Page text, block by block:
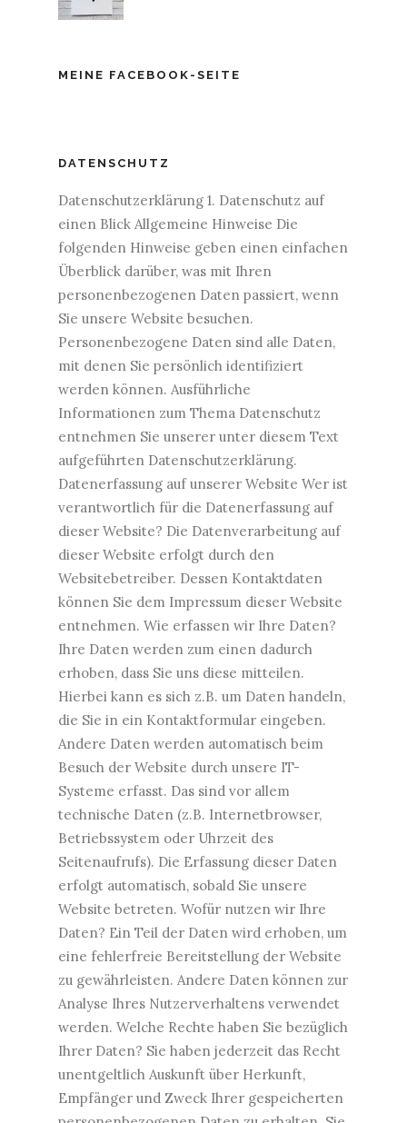
MEINE FACEBOOK-SEITE
DATENSCHUTZ
Datenschutzerklärung 1. Datenschutz auf
einen Blick Allgemeine Hinweise Die
folgenden Hinweise geben einen einfachen
Überblick darüber, was mit Ihren
personenbezogenen Daten passiert, wenn
Sie unsere Website besuchen.
Personenbezogene Daten sind alle Daten,
mit denen Sie persönlich identifiziert
werden können. Ausführliche
Informationen zum Thema Datenschutz
entnehmen Sie unserer unter diesem Text
aufgeführten Datenschutzerklärung.
Datenerfassung auf unserer Website Wer ist
verantwortlich für die Datenerfassung auf
dieser Website? Die Datenverarbeitung auf
dieser Website erfolgt durch den
Websitebetreiber. Dessen Kontaktdaten
können Sie dem Impressum dieser Website
entnehmen. Wie erfassen wir Ihre Daten?
Ihre Daten werden zum einen dadurch
erhoben, dass Sie uns diese mitteilen.
Hierbei kann es sich z.B. um Daten handeln,
die Sie in ein Kontaktformular eingeben.
Andere Daten werden automatisch beim
Besuch der Website durch unsere IT-
Systeme erfasst. Das sind vor allem
technische Daten (z.B. Internetbrowser,
Betriebssystem oder Uhrzeit des
Seitenaufrufs). Die Erfassung dieser Daten
erfolgt automatisch, sobald Sie unsere
Website betreten. Wofür nutzen wir Ihre
Daten? Ein Teil der Daten wird erhoben, um
eine fehlerfreie Bereitstellung der Website
zu gewährleisten. Andere Daten können zur
Analyse Ihres Nutzerverhaltens verwendet
werden. Welche Rechte haben Sie bezüglich
Ihrer Daten? Sie haben jederzeit das Recht
unentgeltlich Auskunft über Herkunft,
Empfänger und Zweck Ihrer gespeicherten